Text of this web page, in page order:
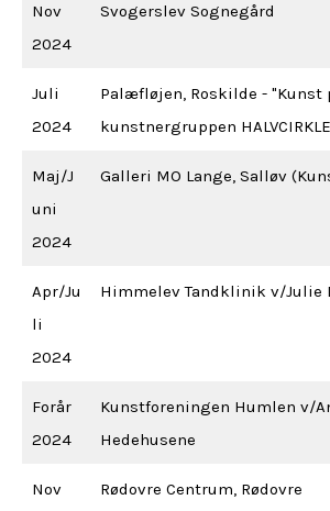
Nov
2024
Svogerslev Sognegård
Juli
2024
Palæfløjen, Roskilde - "Kunst
kunstnergruppen
Maj/J
uni
2024
Galleri MO Lange, Salløv
Apr/Ju
li
2024
Himmelev Tandklinik v/Julie
Forår
2024
Kunstforeningen Humlen v/
Hedehusene
Nov
Rødovre Centrum, Rødovre